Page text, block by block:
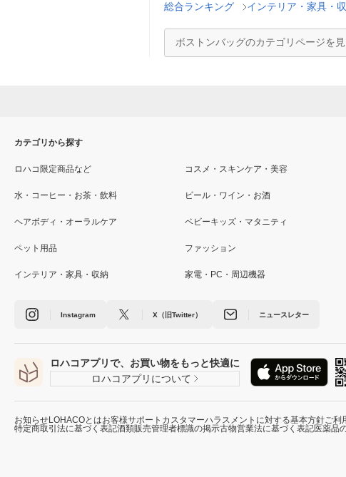
総合ランキング インテリア・家具・
ボストンバッグのカテゴリページを見
カテゴリから探す
ロハコ限定商品など コスメ・スキンケア・美容
水・コーヒー・お茶・飲料 ビール・ワイン・お酒
ヘアボディ・オーラルケア ベビーキッズ・マタニティ
ペット用品 ファッション
インテリア・家具・収納 家電・PC・周辺機器
Instagram X（旧Twitter） ニュースレター
ロハコアプリで、お買い物をもっと快適に
ロハコアプリについて
お知らせLOHACOとはお客様サポート カスタマーハラスメントに対する基本方針ご利
特定商取引法に基づく表記酒類販売管理者標識の掲示古物営業法に基づく表記医薬品